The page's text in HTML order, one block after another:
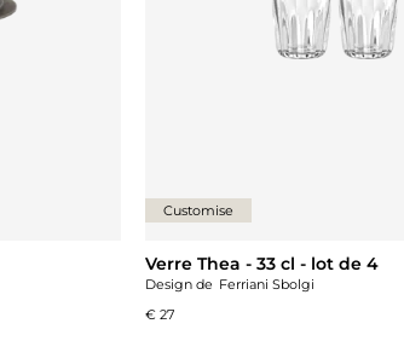
Customise
Verre Thea - 33 cl - lot de 4
Design de Ferriani Sbolgi
€ 27